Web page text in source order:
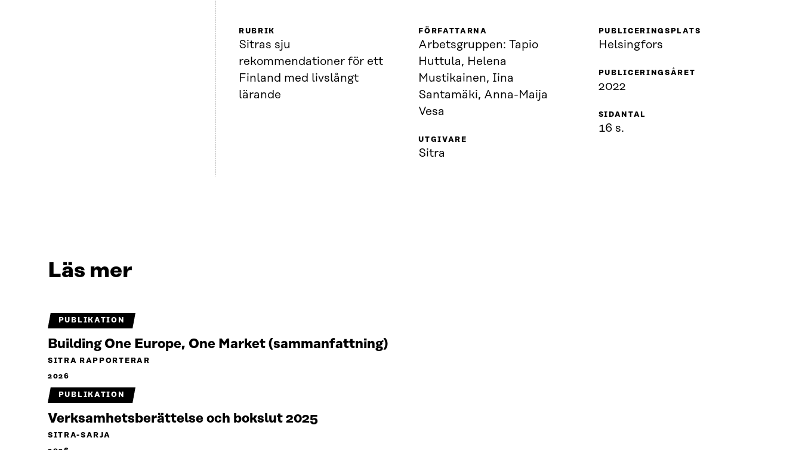
RUBRIK
Sitras sju
rekommendationer för ett
Finland med livslångt
lärande
FÖRFATTARNA
Arbetsgruppen: Tapio
Huttula, Helena
Mustikainen, Iina
Santamäki, Anna-Maija
Vesa
UTGIVARE
Sitra
PUBLICERINGSPLATS
Helsingfors
PUBLICERINGSÅRET
2022
SIDANTAL
16 s.
Läs mer
PUBLIKATION
Building One Europe, One Market (sammanfattning)
SITRA RAPPORTERAR
2026
PUBLIKATION
Verksamhetsberättelse och bokslut 2025
SITRA-SARJA